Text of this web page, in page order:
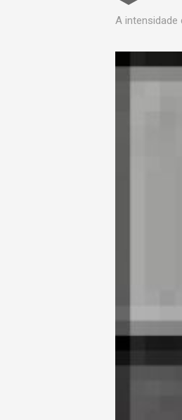
A intensidade